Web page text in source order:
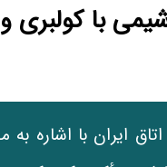
با
ایران با اشاره به